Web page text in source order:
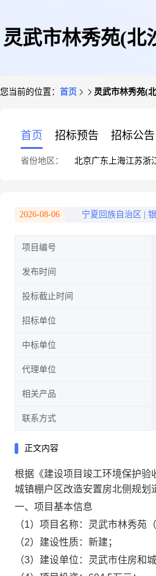
灵武市林秀苑(北
您当前的位置： 首页 灵武市林秀苑(
首页 招标预告 招标公告
省份地区： 北京广东 上海江苏浙
2026-08-06 宁夏回族自治区
项目编号
发布时间
投标截止时间
招标单位
中标单位
代理单位
相关产品
联系方式
正文内容
根据《建设项目竣工环境保护验
城镇棚户区改造安置房北侧规划
一、项目基本信息
（1）项目名称：灵武市林秀苑
（2）建设性质：新建；
（3）建设单位：灵武市住房和